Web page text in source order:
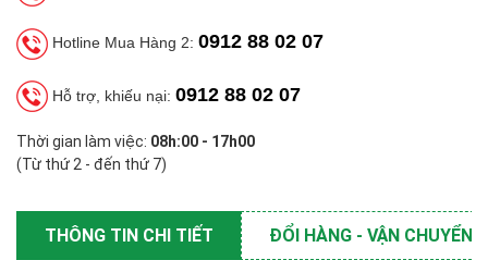
Hotline Mua Hàng 2: 0912 88 02 07
Hỗ trợ, khiếu nại: 0912 88 02 07
Thời gian làm việc: 08h:00 - 17h00
(Từ thứ 2 - đến thứ 7)
THÔNG TIN CHI TIẾT ĐỔI HÀNG - VẬN CHUYỂN